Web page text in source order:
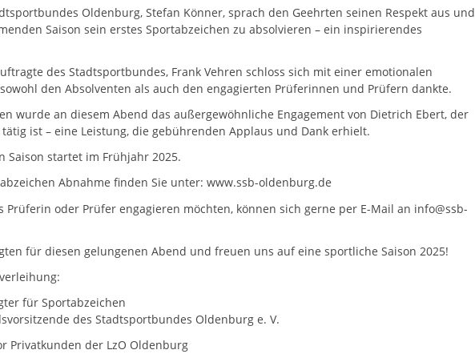
Oldenburg, Stefan Könner, sprach den Geehrten seinen Respekt aus und
Saison sein erstes Sportabzeichen zu absolvieren – ein inspirierendes
des Stadtsportbundes, Frank Vehren schloss sich mit einer emotionalen
den Absolventen als auch den engagierten Prüferinnen und Prüfern dankte.
wurde an diesem Abend das außergewöhnliche Engagement von Dietrich Ebert, der
ist – eine Leistung, die gebührenden Applaus und Dank erhielt.
Saison startet im Frühjahr 2025.
Abnahme finden Sie unter: www.ssb-oldenburg.de
Prüferin oder Prüfer engagieren möchten, können sich gerne per E-Mail an info@ssb-
für diesen gelungenen Abend und freuen uns auf eine sportliche Saison 2025!
für Sportabzeichen
des Stadtsportbundes Oldenburg e. V.
Privatkunden der LzO Oldenburg